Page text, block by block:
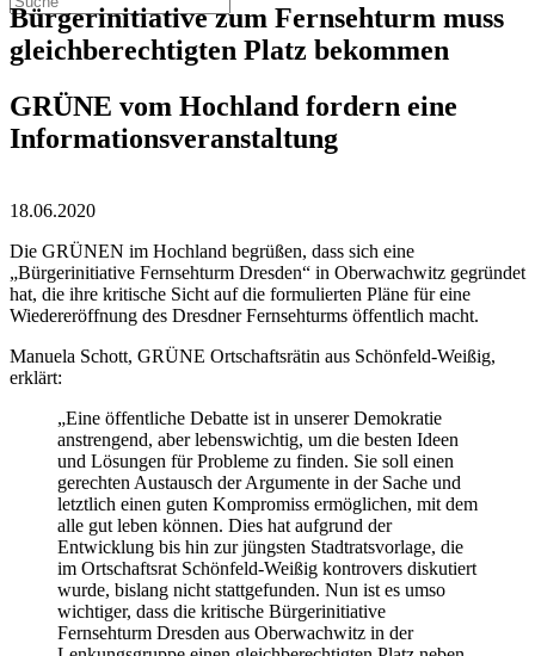
Bürgerinitiative zum Fernsehturm muss
gleichberechtigten Platz bekommen
GRÜNE vom Hochland fordern eine
Informationsveranstaltung
18.06.2020
Die GRÜNEN im Hochland begrüßen, dass sich eine
„Bürgerinitiative Fernsehturm Dresden“ in Oberwachwitz gegründet
hat, die ihre kritische Sicht auf die formulierten Pläne für eine
Wiedereröffnung des Dresdner Fernsehturms öffentlich macht.
Manuela Schott, GRÜNE Ortschaftsrätin aus Schönfeld-Weißig,
erklärt:
„Eine öffentliche Debatte ist in unserer Demokratie
anstrengend, aber lebenswichtig, um die besten Ideen
und Lösungen für Probleme zu finden. Sie soll einen
gerechten Austausch der Argumente in der Sache und
letztlich einen guten Kompromiss ermöglichen, mit dem
alle gut leben können. Dies hat aufgrund der
Entwicklung bis hin zur jüngsten Stadtratsvorlage, die
im Ortschaftsrat Schönfeld-Weißig kontrovers diskutiert
wurde, bislang nicht stattgefunden. Nun ist es umso
wichtiger, dass die kritische Bürgerinitiative
Fernsehturm Dresden aus Oberwachwitz in der